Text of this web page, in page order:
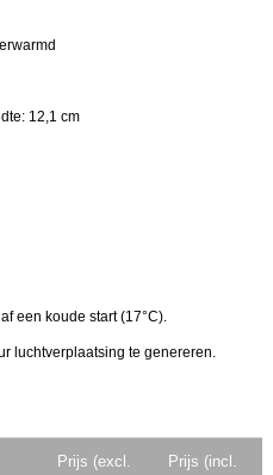
12,1 cm
een koude start (17°C).
luchtverplaatsing te genereren.
Prijs (excl.
Prijs (incl.